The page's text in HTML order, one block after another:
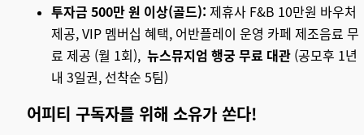
투자금 500만 원 이상(골드): 제휴사 F&B 10만원 바우처
제공, VIP 멤버십 혜택, 어반플레이 운영 카페 제조음료 무
료 제공 (월 1회), 뉴스뮤지엄 행궁 무료 대관 (공모후 1년
내 3일권, 선착순 5팀)
어피티 구독자를 위해 소유가 쏜다!